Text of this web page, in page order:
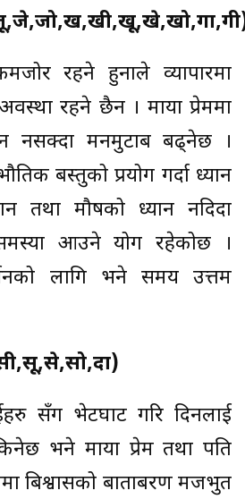
रहने हुनाले व्यापारमा
रहने छैन । माया प्रेममा
नसक्दा मनमुटाब बढ्नेछ ।
बस्तुको प्रयोग गर्दा ध्यान
तथा मौषको ध्यान नदिदा
समस्या आउने योग रहेकोछ ।
लागि भने समय उत्तम
सँग भेटघाट गरि दिनलाई
भने माया प्रेम तथा पति
बिश्वासको बाताबरण मजभुत